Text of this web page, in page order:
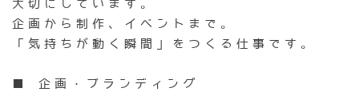
大切にしています。
企画から制作、イベントまで。
「気持ちが動く瞬間」をつくる仕事です。
■ 企画・ブランディング